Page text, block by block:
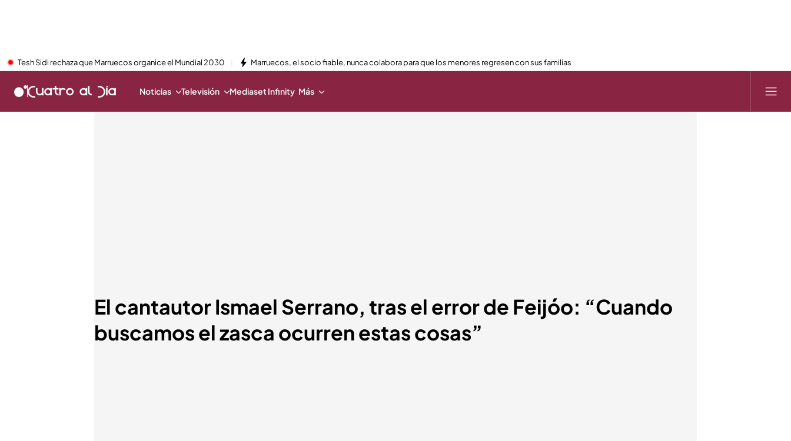
Tesh Sidi rechaza que Marruecos organice el Mundial 2030 Marruecos, el socio fiable, nunca colabora para que los menores regresen con sus familias
Noticias Televisión Mediaset Infinity Más
El cantautor Ismael Serrano, tras el error de Feijóo: “Cuando
buscamos el zasca ocurren estas cosas”